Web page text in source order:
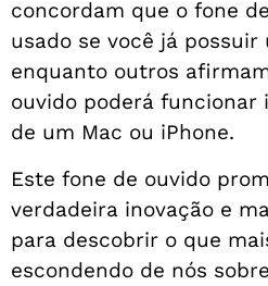
concordam que o fone
usado se você já possuir
enquanto outros
ouvido poderá funcionar
de um Mac ou iPhone.
Este fone de ouvido
verdadeira inovação e
para descobrir o que
escondendo de nós